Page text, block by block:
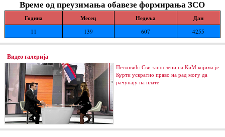
Време од преузимања обавезе формирања ЗСО
Година Месец Недеља Дан
11 139 607 4255
Видео галерија
Петковић: Сви запослени на КиМ којима је
Курти ускратио право на рад могу да
рачунају на плате